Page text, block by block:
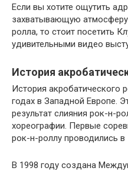
Если вы хотите ощутить
захватывающую
ролла, то стоит посетить
удивительными видео
История
История акробатического
годах в Западной Европе.
результат слияния рок-н-
хореографии. Первые
рок-н-роллу проводились в
В 1998 году создана